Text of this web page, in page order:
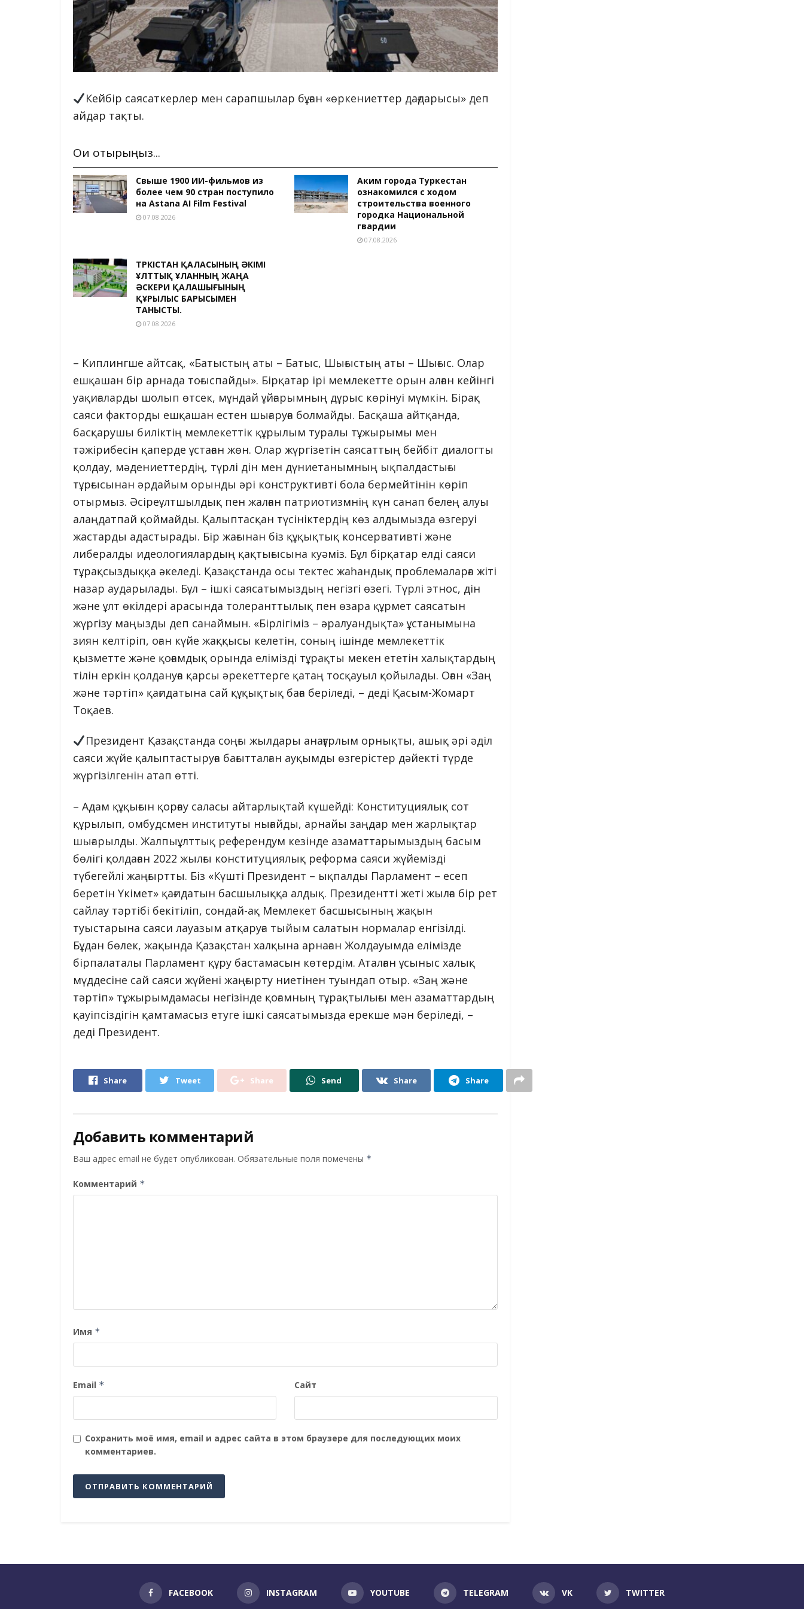
Кейбір саясаткерлер мен сарапшылар бұған «өркениеттер дағдарысы» деп
айдар тақты.
Оқи отырыңыз...
Свыше 1900 ИИ-фильмов из
более чем 90 стран поступило
на Astana AI Film Festival
07.08.2026
Аким города Туркестан
ознакомился с ходом
строительства военного
городка Национальной
гвардии
07.08.2026
ТҮРКІСТАН ҚАЛАСЫНЫҢ ӘКІМІ
ҰЛТТЫҚ ҰЛАННЫҢ ЖАҢА
ӘСКЕРИ ҚАЛАШЫҒЫНЫҢ
ҚҰРЫЛЫС БАРЫСЫМЕН
ТАНЫСТЫ.
07.08.2026
– Киплингше айтсақ, «Батыстың аты – Батыс, Шығыстың аты – Шығыс. Олар
ешқашан бір арнада тоғыспайды». Бірқатар ірі мемлекетте орын алған кейінгі
уақиғаларды шолып өтсек, мұндай ұйғарымның дұрыс көрінуі мүмкін. Бірақ
саяси факторды ешқашан естен шығаруға болмайды. Басқаша айтқанда,
басқарушы биліктің мемлекеттік құрылым туралы тұжырымы мен
тәжірибесін қаперде ұстаған жөн. Олар жүргізетін саясаттың бейбіт диалогты
қолдау, мәдениеттердің, түрлі дін мен дүниетанымның ықпалдастығы
тұрғысынан әрдайым орынды әрі конструктивті бола бермейтінін көріп
отырмыз. Әсіреұлтшылдық пен жалған патриотизмнің күн санап белең алуы
алаңдатпай қоймайды. Қалыптасқан түсініктердің көз алдымызда өзгеруі
жастарды адастырады. Бір жағынан біз құқықтық консервативті және
либералды идеологиялардың қақтығысына куәміз. Бұл бірқатар елді саяси
тұрақсыздыққа әкеледі. Қазақстанда осы тектес жаһандық проблемаларға жіті
назар аударылады. Бұл – ішкі саясатымыздың негізгі өзегі. Түрлі этнос, дін
және ұлт өкілдері арасында толеранттылық пен өзара құрмет саясатын
жүргізу маңызды деп санаймын. «Бірлігіміз – әралуандықта» ұстанымына
зиян келтіріп, оған күйе жаққысы келетін, соның ішінде мемлекеттік
қызметте және қоғамдық орында елімізді тұрақты мекен ететін халықтардың
тілін еркін қолдануға қарсы әрекеттерге қатаң тосқауыл қойылады. Оған «Заң
және тәртіп» қағидатына сай құқықтық баға беріледі, – деді Қасым-Жомарт
Тоқаев.
Президент Қазақстанда соңғы жылдары анағұрлым орнықты, ашық әрі әділ
саяси жүйе қалыптастыруға бағытталған ауқымды өзгерістер дәйекті түрде
жүргізілгенін атап өтті.
– Адам құқығын қорғау саласы айтарлықтай күшейді: Конституциялық сот
құрылып, омбудсмен институты нығайды, арнайы заңдар мен жарлықтар
шығарылды. Жалпыұлттық референдум кезінде азаматтарымыздың басым
бөлігі қолдаған 2022 жылғы конституциялық реформа саяси жүйемізді
түбегейлі жаңғыртты. Біз «Күшті Президент – ықпалды Парламент – есеп
беретін Үкімет» қағидатын басшылыққа алдық. Президентті жеті жылға бір рет
сайлау тәртібі бекітіліп, сондай-ақ Мемлекет басшысының жақын
туыстарына саяси лауазым атқаруға тыйым салатын нормалар енгізілді.
Бұдан бөлек, жақында Қазақстан халқына арнаған Жолдауымда елімізде
бірпалаталы Парламент құру бастамасын көтердім. Аталған ұсыныс халық
мүддесіне сай саяси жүйені жаңғырту ниетінен туындап отыр. «Заң және
тәртіп» тұжырымдамасы негізінде қоғамның тұрақтылығы мен азаматтардың
қауіпсіздігін қамтамасыз етуге ішкі саясатымызда ерекше мән беріледі, –
деді Президент.
Share Tweet Share Send Share Share
Добавить комментарий
Ваш адрес email не будет опубликован. Обязательные поля помечены *
Комментарий *
Имя *
Email * Сайт
Сохранить моё имя, email и адрес сайта в этом браузере для последующих моих
комментариев.
FACEBOOK INSTAGRAM YOUTUBE TELEGRAM VK TWITTER